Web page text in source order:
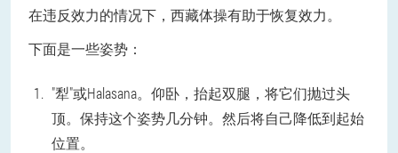
在违反效力的情况下，西藏体操有助于恢复效力。
下面是一些姿势：
"犁"或Halasana。仰卧，抬起双腿，将它们抛过头
顶。保持这个姿势几分钟。然后将自己降低到起始
位置。